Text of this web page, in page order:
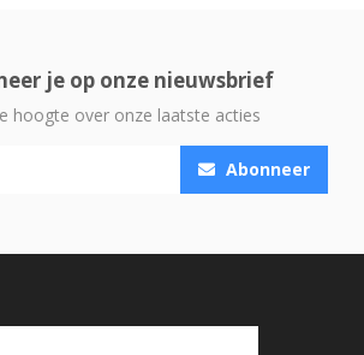
je op onze nieuwsbrief
hoogte over onze laatste acties
Abonneer